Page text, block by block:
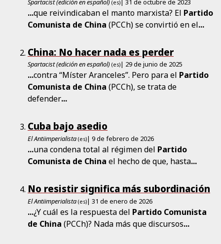
(es)
...que reivindicaban el manto marxista? El Partido
Comunista de China (PCCh) se convirtió en el...
China: No hacer nada es perder
Spartacist (edición en español) (es)| 29 de junio de 2025
...contra “Míster Aranceles”. Pero para el Partido
Comunista de China (PCCh), se trata de
defender...
Cuba bajo asedio
El Antiimperialista (es)| 9 de febrero de 2026
...una condena total al régimen del Partido
Comunista de China el hecho de que, hasta...
No resistir significa más subordinación
El Antiimperialista (es)| 31 de enero de 2026
...¿Y cuál es la respuesta del Partido Comunista
de China (PCCh)? Nada más que discursos...